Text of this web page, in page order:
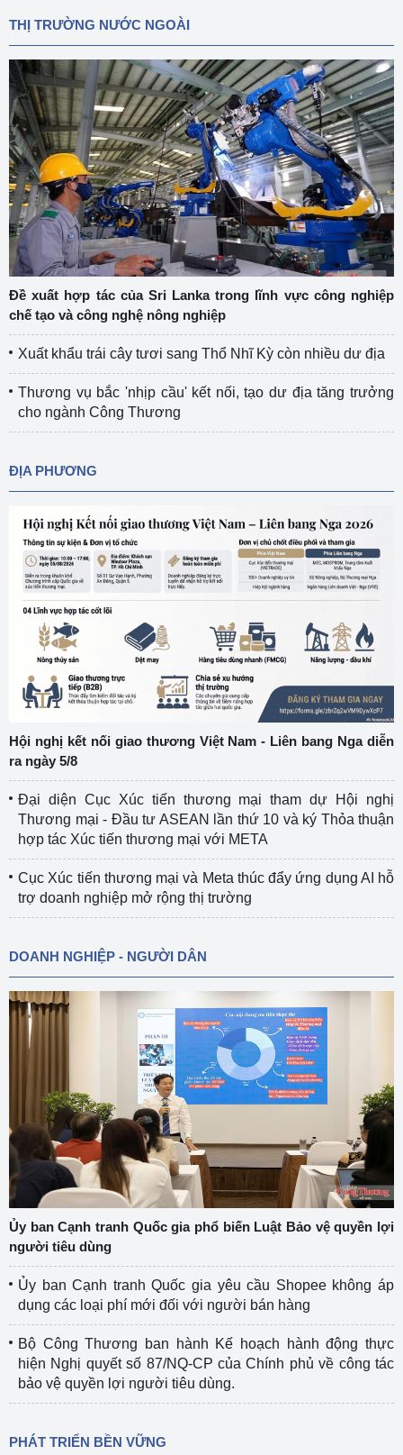
THỊ TRƯỜNG NƯỚC NGOÀI
Đề xuất hợp tác của Sri Lanka trong lĩnh vực công nghiệp
chế tạo và công nghệ nông nghiệp
Xuất khẩu trái cây tươi sang Thổ Nhĩ Kỳ còn nhiều dư địa
Thương vụ bắc 'nhịp cầu' kết nối, tạo dư địa tăng trưởng
cho ngành Công Thương
ĐỊA PHƯƠNG
Hội nghị kết nối giao thương Việt Nam - Liên bang Nga diễn
ra ngày 5/8
Đại diện Cục Xúc tiến thương mại tham dự Hội nghị
Thương mại - Đầu tư ASEAN lần thứ 10 và ký Thỏa thuận
hợp tác Xúc tiến thương mại với META
Cục Xúc tiến thương mại và Meta thúc đẩy ứng dụng AI hỗ
trợ doanh nghiệp mở rộng thị trường
DOANH NGHIỆP - NGƯỜI DÂN
Ủy ban Cạnh tranh Quốc gia phổ biến Luật Bảo vệ quyền lợi
người tiêu dùng
Ủy ban Cạnh tranh Quốc gia yêu cầu Shopee không áp
dụng các loại phí mới đối với người bán hàng
Bộ Công Thương ban hành Kế hoạch hành động thực
hiện Nghị quyết số 87/NQ-CP của Chính phủ về công tác
bảo vệ quyền lợi người tiêu dùng.
PHÁT TRIỂN BỀN VỮNG